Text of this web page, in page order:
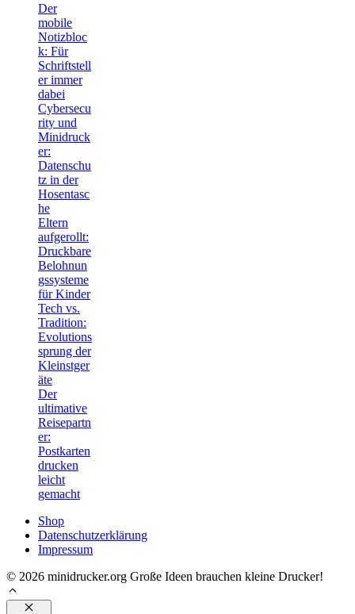
Der
mobile
Notizbloc
k: Für
Schriftstell
er immer
dabei
Cybersecu
rity und
Minidruck
er:
Datenschu
tz in der
Hosentasc
he
Eltern
aufgerollt:
Druckbare
Belohnun
gssysteme
für Kinder
Tech vs.
Tradition:
Evolutions
sprung der
Kleinstger
äte
Der
ultimative
Reisepartn
er:
Postkarten
drucken
leicht
gemacht
Shop
Datenschutzerklärung
Impressum
© 2026 minidrucker.org Große Ideen brauchen kleine Drucker!